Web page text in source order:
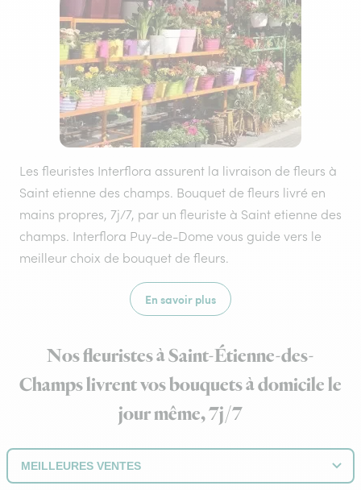
Les fleuristes Interflora assurent la livraison de fleurs à
Saint etienne des champs. Bouquet de fleurs livré en
mains propres, 7j/7, par un fleuriste à Saint etienne des
champs. Interflora Puy-de-Dome vous guide vers le
meilleur choix de bouquet de fleurs.
En savoir plus
Nos fleuristes à Saint-Étienne-des-
Champs livrent vos bouquets à domicile le
jour même, 7j/7